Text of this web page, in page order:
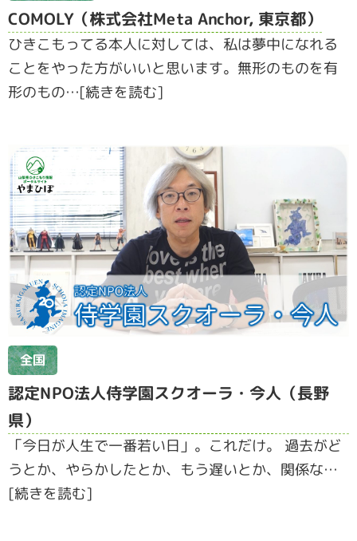
COMOLY（株式会社Meta Anchor, 東京都）
ひきこもってる本人に対しては、私は夢中になれる
ことをやった方がいいと思います。無形のものを有
形のもの…[続きを読む]
全国
認定NPO法人侍学園スクオーラ・今人（長野
県）
「今日が人生で一番若い日」。これだけ。 過去がど
うとか、やらかしたとか、もう遅いとか、関係な…
[続きを読む]